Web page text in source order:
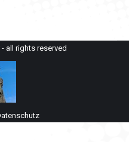
all rights reserved